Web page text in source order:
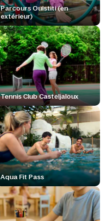
Parcours Ouistiti (en
extérieur)
Tennis Club Casteljaloux
Aqua Fit Pass